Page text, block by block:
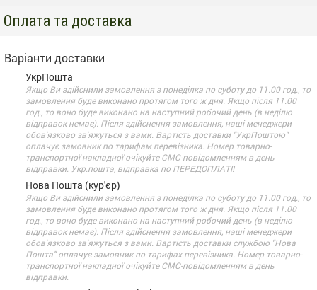
Оплата та доставка
Варіанти доставки
УкрПошта
Якщо Ви здійснили замовлення з понеділка по суботу до 11.00 год., то
замовлення буде виконано протягом того ж дня. Якщо після 11.00
год., то воно буде виконано на наступний робочий день (в неділю
відправок немає). Після здійснення замовлення, наші менеджери
обов'язково зв'яжуться з вами. Вартість доставки "УкрПоштою"
оплачує замовник по тарифам перевізника. Номер товарно-
транспортної накладної очікуйте СМС-повідомленням в день
відправки. Укр.пошта, відправка по ПЕРЕДОПЛАТІ!
Нова Пошта (кур'єр)
Якщо Ви здійснили замовлення з понеділка по суботу до 11.00 год., то
замовлення буде виконано протягом того ж дня. Якщо після 11.00
год., то воно буде виконано на наступний робочий день (в неділю
відправок немає). Після здійснення замовлення, наші менеджери
обов'язково зв'яжуться з вами. Вартість доставки службою "Нова
Пошта" оплачує замовник по тарифах перевізника. Номер товарно-
транспортної накладної очікуйте СМС-повідомленням в день
відправки.